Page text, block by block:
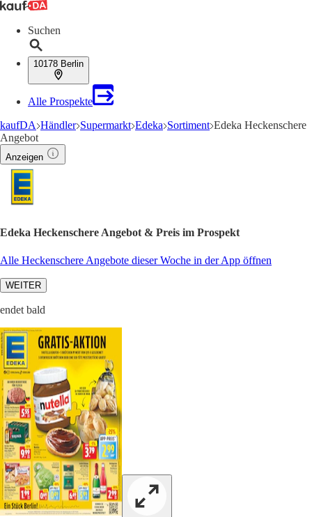
Suchen
10178 Berlin
Alle Prospekte
kaufDA Händler Supermarkt Edeka Sortiment Edeka Heckenschere
Angebot
Anzeigen
Edeka Heckenschere Angebot & Preis im Prospekt
Alle Heckenschere Angebote dieser Woche in der App öffnen
WEITER
endet bald